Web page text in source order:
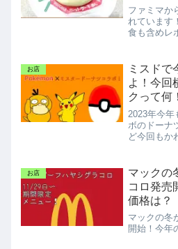
ファミマか
れています
食も含めレ
お店
ミスドで
よ！今回
クって何
2023年今年
ボのドーナ
ど今回もか
お店
マックの
コロ発売
価格は？
マックの冬
開始！今年